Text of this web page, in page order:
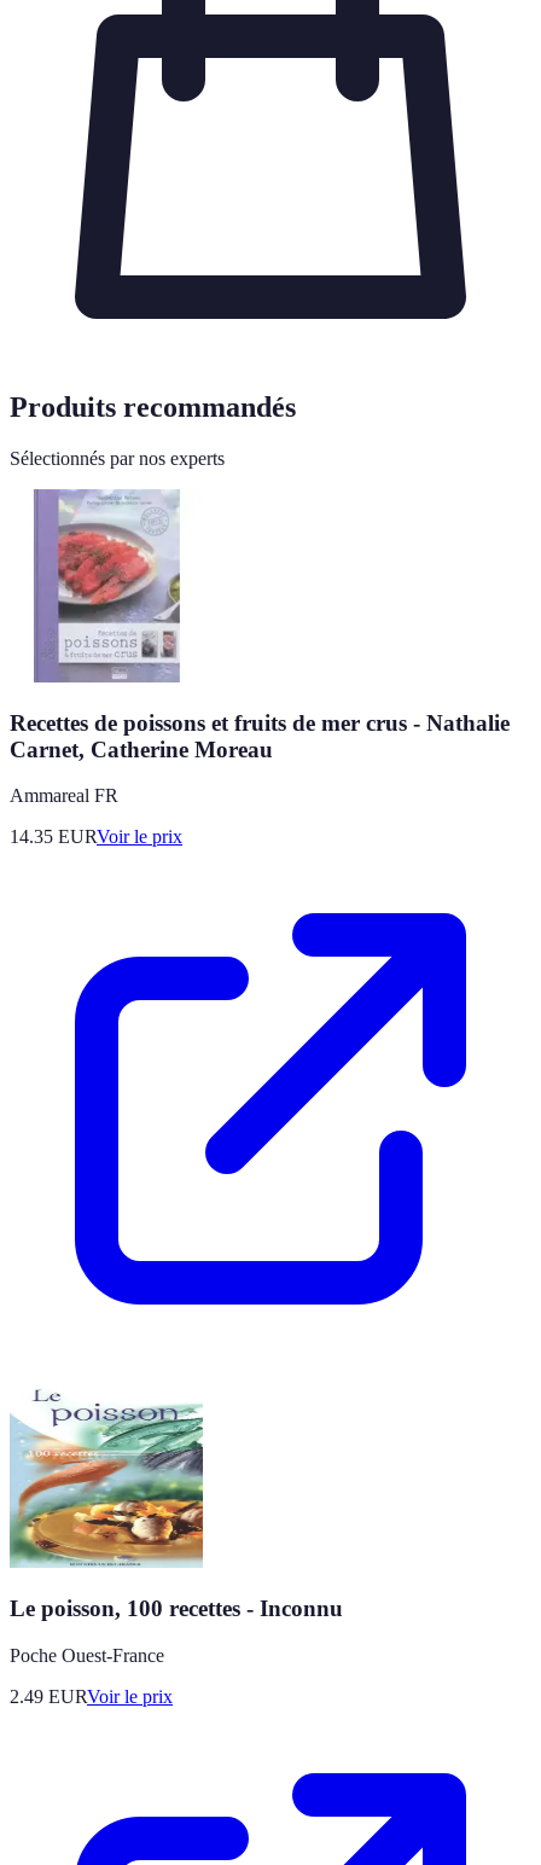
Produits recommandés
Sélectionnés par nos experts
Recettes de poissons et fruits de mer crus - Nathalie
Carnet, Catherine Moreau
Ammareal FR
14.35 EURVoir le prix
Le poisson, 100 recettes - Inconnu
Poche Ouest-France
2.49 EURVoir le prix